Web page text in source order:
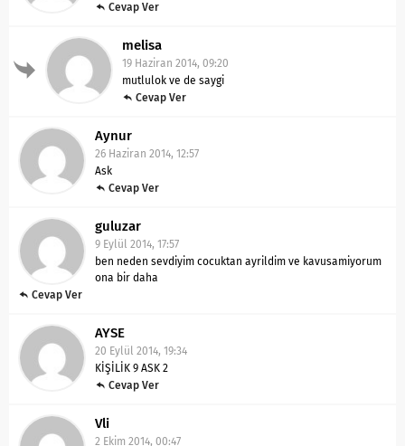
Cevap Ver
melisa
19 Haziran 2014, 09:20
mutlulok ve de saygi
Cevap Ver
Aynur
26 Haziran 2014, 12:57
Ask
Cevap Ver
guluzar
9 Eylül 2014, 17:57
ben neden sevdiyim cocuktan ayrildim ve kavusamiyorum
ona bir daha
Cevap Ver
AYSE
20 Eylül 2014, 19:34
KİŞİLİK 9 ASK 2
Cevap Ver
Vli
2 Ekim 2014, 00:47